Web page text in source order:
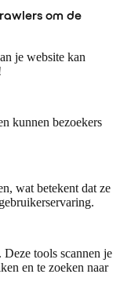
om de
je website kan
kunnen bezoekers
wat betekent dat ze
. Deze tools scannen je
en te zoeken naar